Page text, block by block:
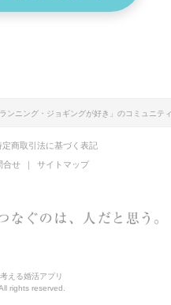
ランニング・ジョギングが好き」のコミュニテ
定商取引法に基づく表記
合せ サイトマップ
える婚活アプリ
rights reserved.